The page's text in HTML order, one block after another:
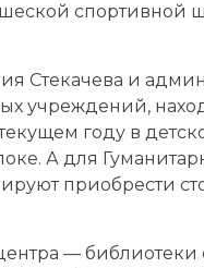
спортивной
Стекачева и
учреждений,
году в
А для
приобрести
— библиотеки